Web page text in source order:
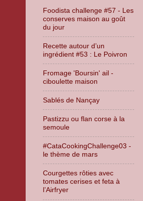
Foodista challenge #57 - Les
conserves maison au goût
du jour
Recette autour d’un
ingrédient #53 : Le Poivron
Fromage 'Boursin' ail -
ciboulette maison
Sablés de Nançay
Pastizzu ou flan corse à la
semoule
#CataCookingChallenge03 -
le thème de mars
Courgettes rôties avec
tomates cerises et feta à
l’Airfryer